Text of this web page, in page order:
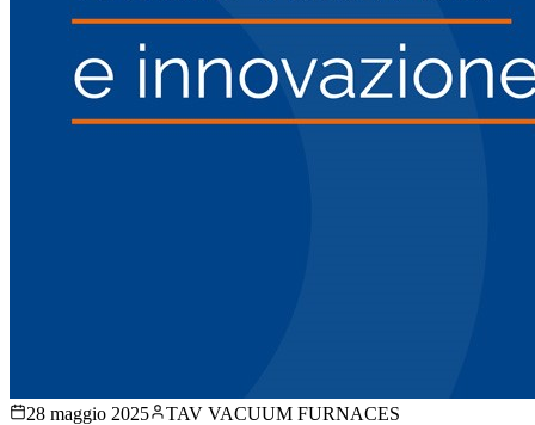
28 maggio 2025 TAV VACUUM FURNACES